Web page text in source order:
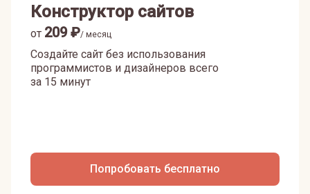
Конструктор сайтов
от 209₽/ месяц
Создайте сайт без использования
программистов и дизайнеров всего
за 15 минут
Попробовать бесплатно